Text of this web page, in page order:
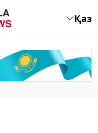
Қаз